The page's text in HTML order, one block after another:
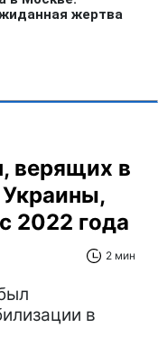
верящих в
2022 года
2 мин
в